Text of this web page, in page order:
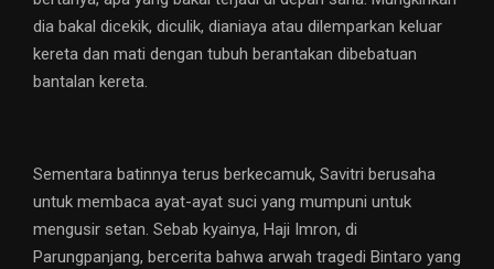
dia bakal dicekik, diculik, dianiaya atau dilemparkan keluar
kereta dan mati dengan tubuh berantakan dibebatuan
bantalan kereta.
Sementara batinnya terus berkecamuk, Savitri berusaha
untuk membaca ayat-ayat suci yang mumpuni untuk
mengusir setan. Sebab kyainya, Haji Imron, di
Parungpanjang, bercerita bahwa arwah tragedi Bintaro yang